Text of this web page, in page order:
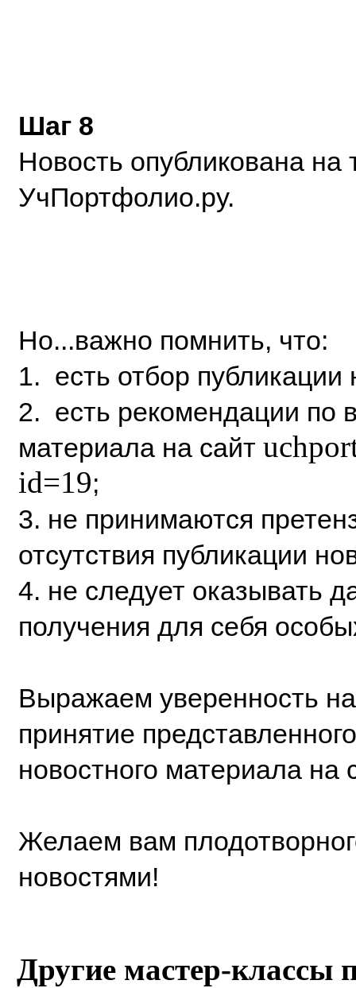
Шаг 8
Новость опубликована на
УчПортфолио.ру.
Но...важно помнить, что:
1. есть отбор публикации
2. есть рекомендации по
материала на сайт
id=19;
3. не принимаются
отсутствия публикации
4. не следует оказывать
получения для себя
Выражаем уверенность
принятие
новостного материала на
Желаем вам
новостями!
Другие мастер-классы